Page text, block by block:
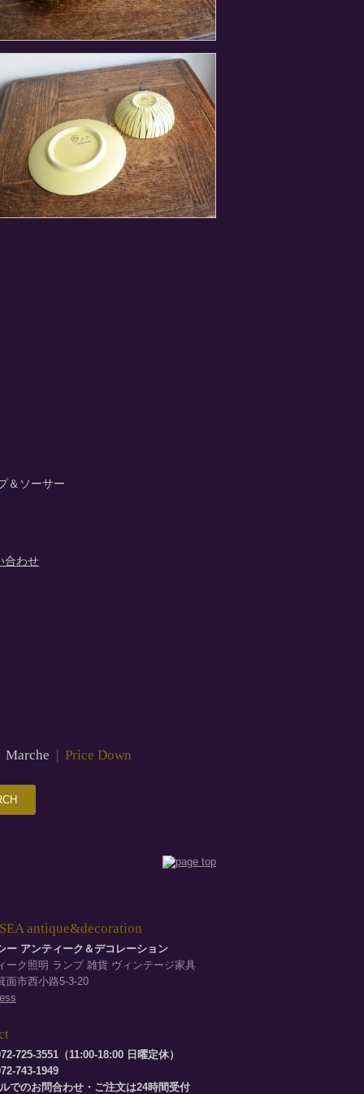
＆ソーサー
合わせ
Marche | Price Down
antique&decoration
ー アンティーク＆デコレーション
ーク照明 ランプ 雑貨 ヴィンテージ家具
面市西小路5-3-20
725-3551（11:00-18:00 日曜定休）
743-1949
でのお問合わせ・ご注文は24時間受付